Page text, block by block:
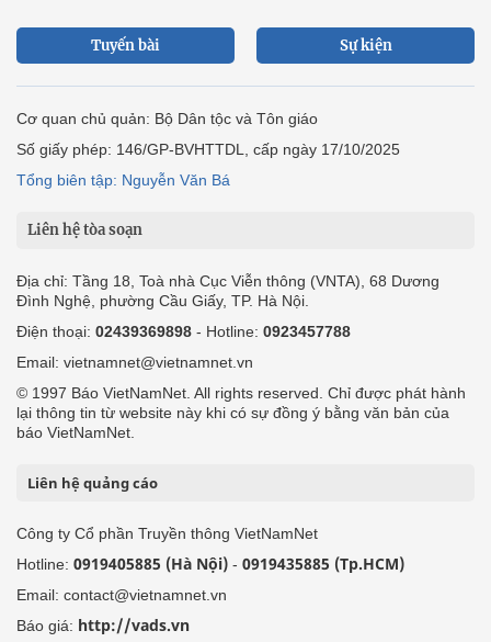
Tuyến bài Sự kiện
Cơ quan chủ quản: Bộ Dân tộc và Tôn giáo
Số giấy phép: 146/GP-BVHTTDL, cấp ngày 17/10/2025
Tổng biên tập: Nguyễn Văn Bá
Liên hệ tòa soạn
Địa chỉ: Tầng 18, Toà nhà Cục Viễn thông (VNTA), 68 Dương
Đình Nghệ, phường Cầu Giấy, TP. Hà Nội.
Điện thoại: 02439369898 - Hotline: 0923457788
Email: vietnamnet@vietnamnet.vn
© 1997 Báo VietNamNet. All rights reserved. Chỉ được phát hành
lại thông tin từ website này khi có sự đồng ý bằng văn bản của
báo VietNamNet.
Liên hệ quảng cáo
Công ty Cổ phần Truyền thông VietNamNet
Hotline: 0919405885 (Hà Nội) - 0919435885 (Tp.HCM)
Email: contact@vietnamnet.vn
Báo giá: http://vads.vn